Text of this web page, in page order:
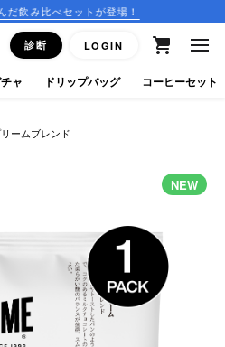
トが登場！
診断 LOGIN
ームブレンド
NEW
ャ ドリップバッグ コーヒーセット